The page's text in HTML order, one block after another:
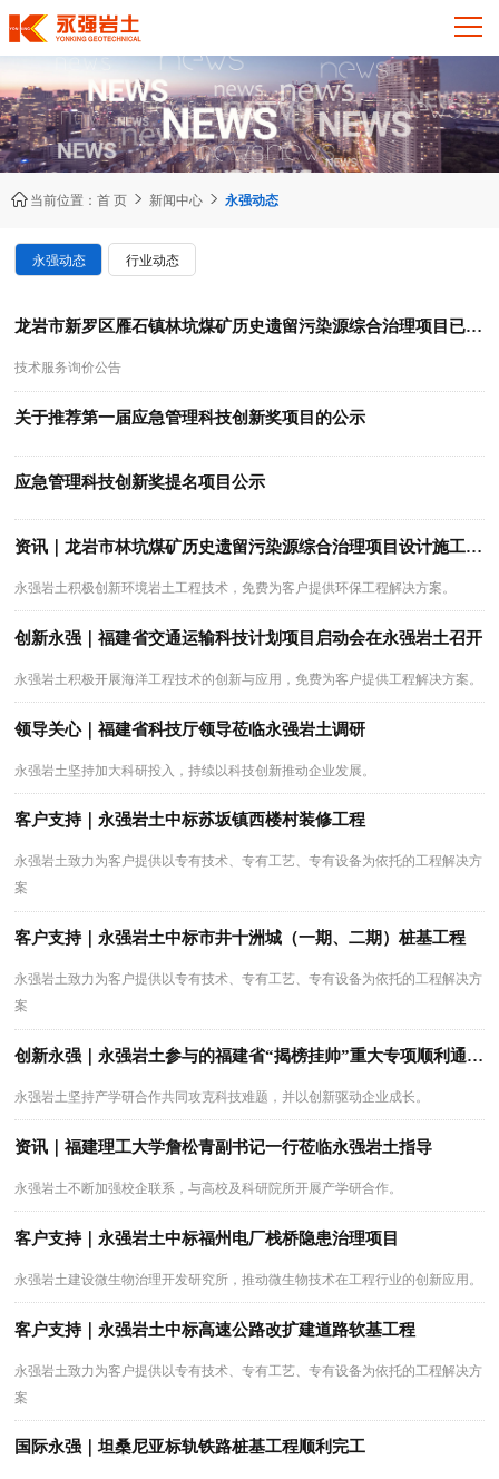
当前位置： 首 页  新闻中心  永强动态
永强动态 行业动态
龙岩市新罗区雁石镇林坑煤矿历史遗留污染源综合治理项目已注浆区环境风险评估技术服务询价公告
技术服务询价公告
关于推荐第一届应急管理科技创新奖项目的公示
应急管理科技创新奖提名项目公示
资讯｜龙岩市林坑煤矿历史遗留污染源综合治理项目设计施工一体化项目顺利启动
永强岩土积极创新环境岩土工程技术，免费为客户提供环保工程解决方案。
创新永强｜福建省交通运输科技计划项目启动会在永强岩土召开
永强岩土积极开展海洋工程技术的创新与应用，免费为客户提供工程解决方案。
领导关心｜福建省科技厅领导莅临永强岩土调研
永强岩土坚持加大科研投入，持续以科技创新推动企业发展。
客户支持｜永强岩土中标苏坂镇西楼村装修工程
永强岩土致力为客户提供以专有技术、专有工艺、专有设备为依托的工程解决方
案
客户支持｜永强岩土中标市井十洲城（一期、二期）桩基工程
永强岩土致力为客户提供以专有技术、专有工艺、专有设备为依托的工程解决方
案
创新永强｜永强岩土参与的福建省“揭榜挂帅”重大专项顺利通过中期绩效评估
永强岩土坚持产学研合作共同攻克科技难题，并以创新驱动企业成长。
资讯｜福建理工大学詹松青副书记一行莅临永强岩土指导
永强岩土不断加强校企联系，与高校及科研院所开展产学研合作。
客户支持｜永强岩土中标福州电厂栈桥隐患治理项目
永强岩土建设微生物治理开发研究所，推动微生物技术在工程行业的创新应用。
客户支持｜永强岩土中标高速公路改扩建道路软基工程
永强岩土致力为客户提供以专有技术、专有工艺、专有设备为依托的工程解决方
案
国际永强｜坦桑尼亚标轨铁路桩基工程顺利完工